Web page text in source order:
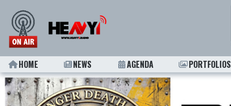
HOME NEWS AGENDA PORTFOLIOS